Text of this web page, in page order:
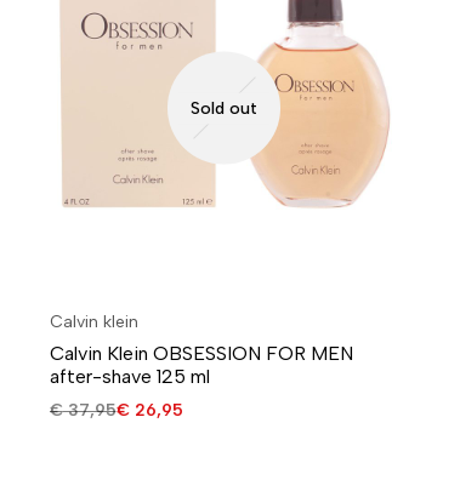
Sold out
Calvin klein
Calvin Klein OBSESSION FOR MEN
after-shave 125 ml
€37,95€26,95